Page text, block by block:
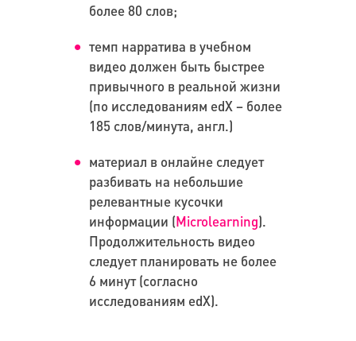
более 80 слов;
темп нарратива в учебном
видео должен быть быстрее
привычного в реальной жизни
(по исследованиям edX – более
185 слов/минута, англ.)
материал в онлайне следует
разбивать на небольшие
релевантные кусочки
информации (Microlearning).
Продолжительность видео
следует планировать не более
6 минут (согласно
исследованиям edX).